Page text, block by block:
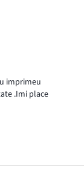
imprimeu
.Imi place